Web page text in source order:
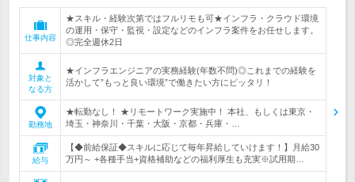
仕事内容
★スキル・経験次第ではフルリモも可★インフラ・クラウド環境
の運用・保守・監視・設定などのインフラ案件をお任せします。
◎完全週休2日
対象と
なる方
★インフラエンジニアの実務経験(年数不問)◎これまでの経験を
活かして”もっと良い環境”で働きたい方にピッタリ！
勤務地
★転勤なし！ ★リモートワーク実施中！ 本社、もしくは東京・
埼玉・神奈川・千葉・大阪・京都・兵庫・…
給与
【◆前給保証◆スキルに応じて毎年昇給していけます！】月給30
万円～ +各種手当+資格補助などの福利厚生も充実※試用期…